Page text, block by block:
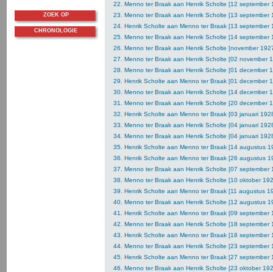
22. Menno ter Braak aan Henrik Scholte [12 september
23. Menno ter Braak aan Henrik Scholte [13 september
24. Henrik Scholte aan Menno ter Braak [13 september
25. Menno ter Braak aan Henrik Scholte [14 september
26. Menno ter Braak aan Henrik Scholte [november
27. Menno ter Braak aan Henrik Scholte [02 november
28. Menno ter Braak aan Henrik Scholte [01 december
29. Henrik Scholte aan Menno ter Braak [01 december
30. Menno ter Braak aan Henrik Scholte [14 december
31. Menno ter Braak aan Henrik Scholte [20 december
32. Henrik Scholte aan Menno ter Braak [03 januari
33. Menno ter Braak aan Henrik Scholte [04 januari
34. Menno ter Braak aan Henrik Scholte [04 januari
35. Henrik Scholte aan Menno ter Braak [14 augustus
36. Henrik Scholte aan Menno ter Braak [26 augustus
37. Menno ter Braak aan Henrik Scholte [07 september
38. Menno ter Braak aan Henrik Scholte [10 oktober
39. Henrik Scholte aan Menno ter Braak [11 augustus
40. Menno ter Braak aan Henrik Scholte [12 augustus
41. Henrik Scholte aan Menno ter Braak [09 september
42. Menno ter Braak aan Henrik Scholte [18 september
43. Henrik Scholte aan Menno ter Braak [18 september
44. Menno ter Braak aan Henrik Scholte [23 september
45. Henrik Scholte aan Menno ter Braak [27 september
46. Menno ter Braak aan Henrik Scholte [23 oktober
ZOEK OP
CHRONOLOGIE